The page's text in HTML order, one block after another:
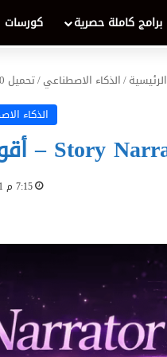
برامج كاملة حصرية كورسات
الرئيسية/الذكاء الاصطناعي/تحميل Story Narrator AI 1.0.0 – أقوى تطبيق لتوليد وسرد القصص بالذكاء الاصطناعي 2026
الذكاء
7:15 م 21 أبريل، 2026